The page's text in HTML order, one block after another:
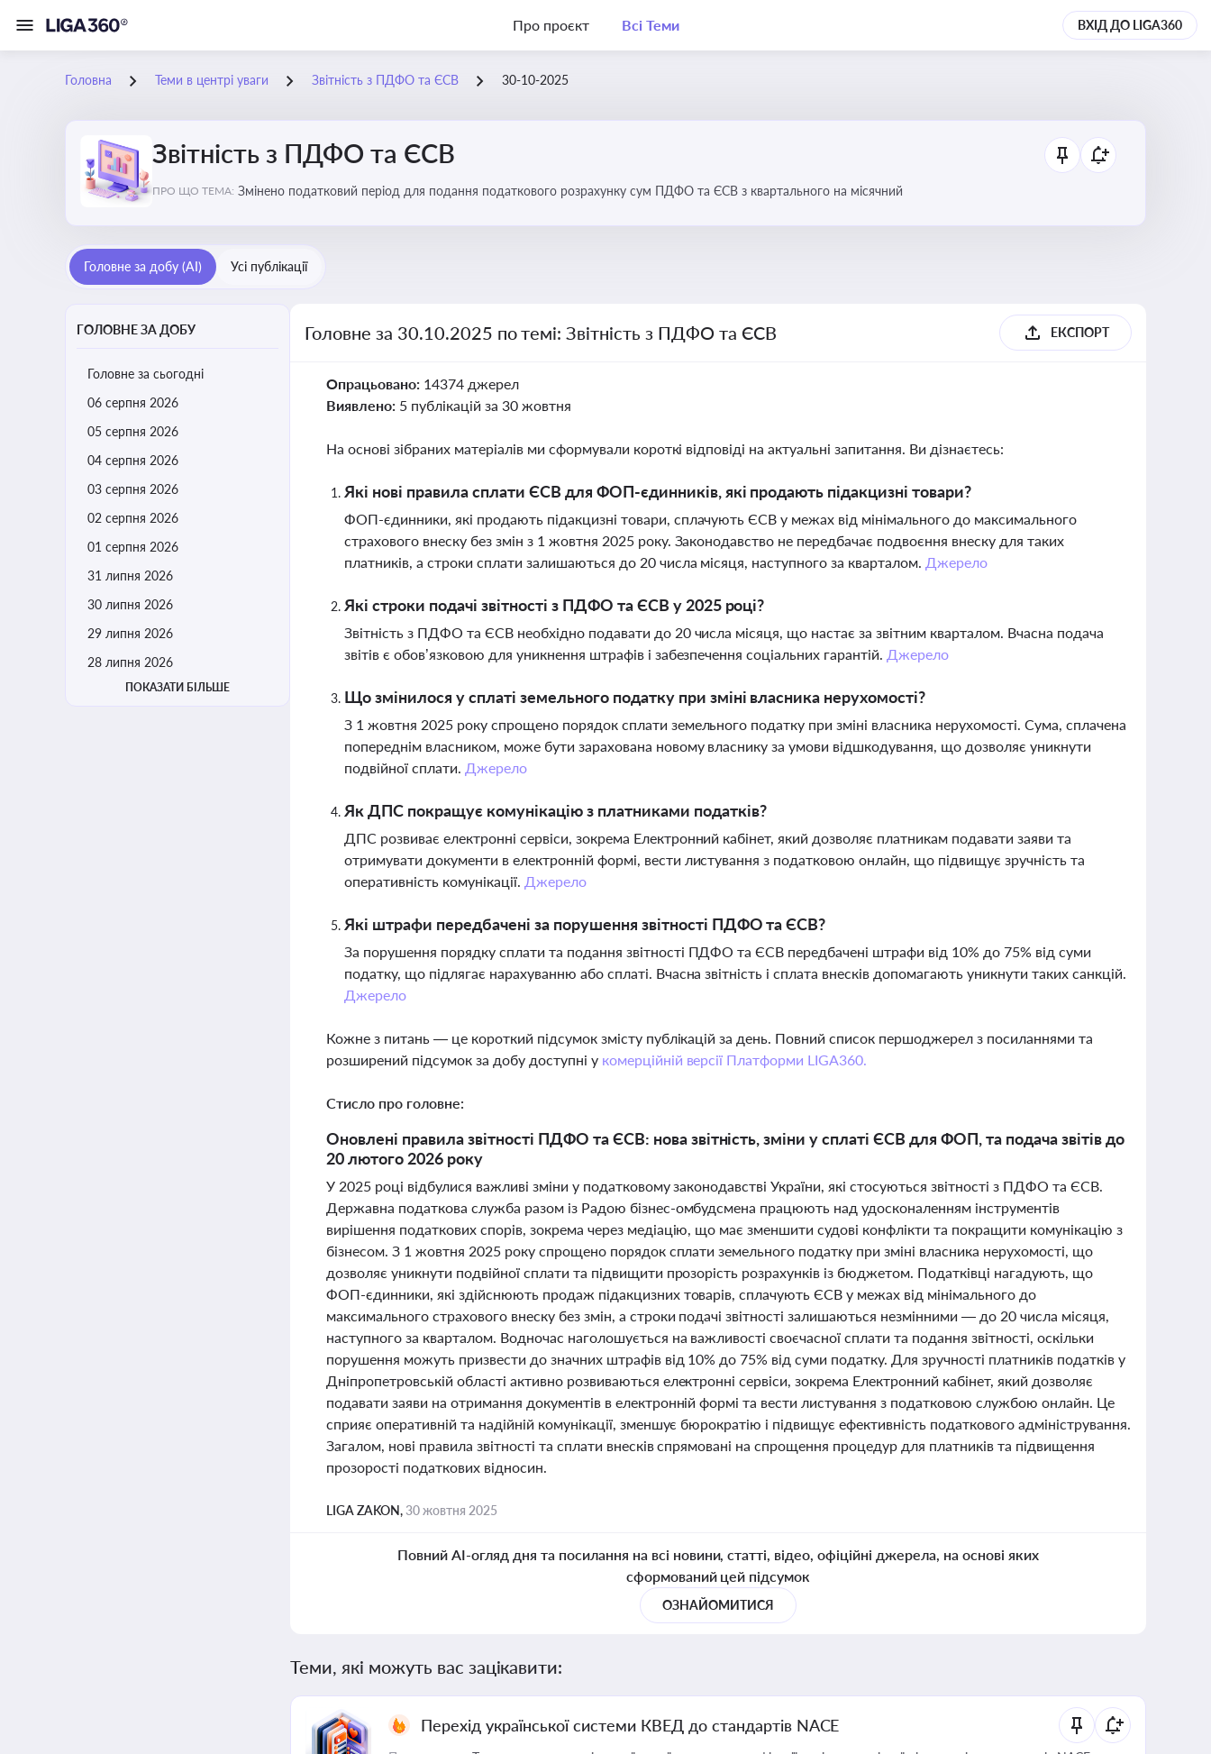
Про проєкт Всі Теми ВХІД ДО LIGA360
Головна Теми в центрі уваги Звітність з ПДФО та ЄСВ 30-10-2025
Звітність з ПДФО та ЄСВ
ПРО ЩО ТЕМА: Змінено податковий період для подання податкового розрахунку сум ПДФО та ЄСВ з квартального на місячний
Головне за добу (AI) Усі публікації
ГОЛОВНЕ ЗА ДОБУ
Головне за сьогодні
06 серпня 2026
05 серпня 2026
04 серпня 2026
03 серпня 2026
02 серпня 2026
01 серпня 2026
31 липня 2026
30 липня 2026
29 липня 2026
28 липня 2026
ПОКАЗАТИ БІЛЬШЕ
Головне за 30.10.2025 по темі: Звітність з ПДФО та ЄСВ ЕКСПОРТ
Опрацьовано: 14374 джерел
Виявлено: 5 публікацій за 30 жовтня
На основі зібраних матеріалів ми сформували короткі відповіді на актуальні запитання. Ви дізнаєтесь:
Які нові правила сплати ЄСВ для ФОП-єдинників, які продають підакцизні товари?
ФОП-єдинники, які продають підакцизні товари, сплачують ЄСВ у межах від мінімального до максимального
страхового внеску без змін з 1 жовтня 2025 року. Законодавство не передбачає подвоєння внеску для таких
платників, а строки сплати залишаються до 20 числа місяця, наступного за кварталом. Джерело
Які строки подачі звітності з ПДФО та ЄСВ у 2025 році?
Звітність з ПДФО та ЄСВ необхідно подавати до 20 числа місяця, що настає за звітним кварталом. Вчасна подача
звітів є обов’язковою для уникнення штрафів і забезпечення соціальних гарантій. Джерело
Що змінилося у сплаті земельного податку при зміні власника нерухомості?
З 1 жовтня 2025 року спрощено порядок сплати земельного податку при зміні власника нерухомості. Сума, сплачена
попереднім власником, може бути зарахована новому власнику за умови відшкодування, що дозволяє уникнути
подвійної сплати. Джерело
Як ДПС покращує комунікацію з платниками податків?
ДПС розвиває електронні сервіси, зокрема Електронний кабінет, який дозволяє платникам подавати заяви та
отримувати документи в електронній формі, вести листування з податковою онлайн, що підвищує зручність та
оперативність комунікації. Джерело
Які штрафи передбачені за порушення звітності ПДФО та ЄСВ?
За порушення порядку сплати та подання звітності ПДФО та ЄСВ передбачені штрафи від 10% до 75% від суми
податку, що підлягає нарахуванню або сплаті. Вчасна звітність і сплата внесків допомагають уникнути таких санкцій.
Джерело
Кожне з питань — це короткий підсумок змісту публікацій за день. Повний список першоджерел з посиланнями та
розширений підсумок за добу доступні у комерційній версії Платформи LIGA360.
Стисло про головне:
Оновлені правила звітності ПДФО та ЄСВ: нова звітність, зміни у сплаті ЄСВ для ФОП, та подача звітів до
20 лютого 2026 року
У 2025 році відбулися важливі зміни у податковому законодавстві України, які стосуються звітності з ПДФО та ЄСВ.
Державна податкова служба разом із Радою бізнес-омбудсмена працюють над удосконаленням інструментів
вирішення податкових спорів, зокрема через медіацію, що має зменшити судові конфлікти та покращити комунікацію з
бізнесом. З 1 жовтня 2025 року спрощено порядок сплати земельного податку при зміні власника нерухомості, що
дозволяє уникнути подвійної сплати та підвищити прозорість розрахунків із бюджетом. Податківці нагадують, що
ФОП-єдинники, які здійснюють продаж підакцизних товарів, сплачують ЄСВ у межах від мінімального до
максимального страхового внеску без змін, а строки подачі звітності залишаються незмінними — до 20 числа місяця,
наступного за кварталом. Водночас наголошується на важливості своєчасної сплати та подання звітності, оскільки
порушення можуть призвести до значних штрафів від 10% до 75% від суми податку. Для зручності платників податків у
Дніпропетровській області активно розвиваються електронні сервіси, зокрема Електронний кабінет, який дозволяє
подавати заяви на отримання документів в електронній формі та вести листування з податковою службою онлайн. Це
сприяє оперативній та надійній комунікації, зменшує бюрократію і підвищує ефективність податкового адміністрування.
Загалом, нові правила звітності та сплати внесків спрямовані на спрощення процедур для платників та підвищення
прозорості податкових відносин.
LIGA ZAKON,30 жовтня 2025
Повний AI-огляд дня та посилання на всі новини, статті, відео, офіційні джерела, на основі яких
сформований цей підсумок
ОЗНАЙОМИТИСЯ
Теми, які можуть вас зацікавити:
Перехід української системи КВЕД до стандартів NACE